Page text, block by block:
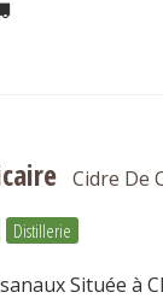
Cidre De
Distillerie
Située à